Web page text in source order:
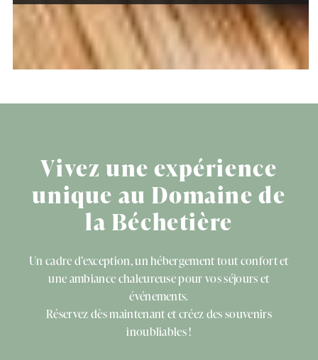
Vivez une expérience
unique au Domaine de
la Béchetière
Un cadre d’exception, un hébergement tout confort et
une ambiance chaleureuse pour vos séjours et
événements.
Réservez dès maintenant et créez des souvenirs
inoubliables !